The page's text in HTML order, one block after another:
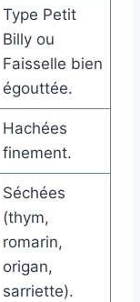
Type Petit
Billy ou
Faisselle bien
égouttée.
Hachées
finement.
Séchées
(thym,
romarin,
origan,
sarriette).